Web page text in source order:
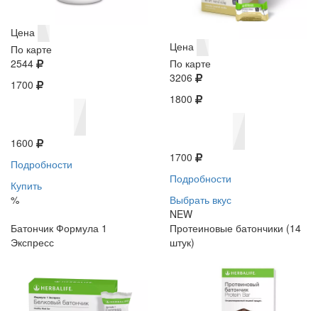
Цена
По карте
2544
1700
1600
Подробности
Купить
%
Цена
По карте
3206
1800
1700
Подробности
Выбрать вкус
NEW
Батончик Формула 1
Экспресс
Протеиновые батончики (14
штук)